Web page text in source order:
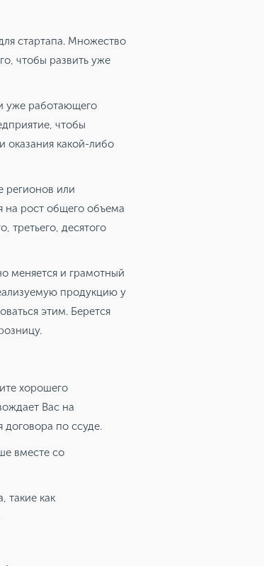
стартапа. Множество
чтобы развить уже
уже работающего
чтобы
оказания какой-либо
регионов или
на рост общего объема
третьего, десятого
меняется и грамотный
продукцию у
этим. Берется
хорошего
Вас на
по ссуде.
вместе со
такие как